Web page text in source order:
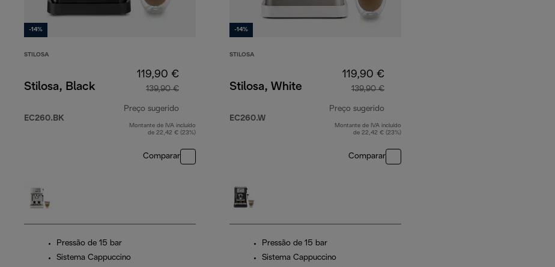
-14%
STILOSA
Stilosa, Black
EC260.BK
119,90 €
139,90 €
Preço sugerido
preço original 139,90 €
Montante de IVA incluído
de 22,42 € (23%)
Comparar
Pressão de 15 bar
Sistema Cappuccino
-14%
STILOSA
Stilosa, White
EC260.W
119,90 €
139,90 €
Preço sugerido
preço original 139,90 €
Montante de IVA incluído
de 22,42 € (23%)
Comparar
Pressão de 15 bar
Sistema Cappuccino